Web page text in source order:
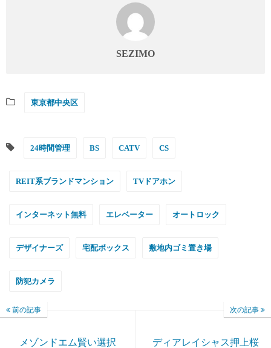
SEZIMO
東京都中央区
24時間管理 BS CATV CS
REIT系ブランドマンション TVドアホン
インターネット無料 エレベーター オートロック
デザイナーズ 宅配ボックス 敷地内ゴミ置き場
防犯カメラ
前の記事
メゾンドエム賢い選択
次の記事
ディアレイシャス押上桜